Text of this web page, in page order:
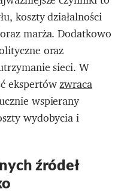
koszty działalności
marża. Dodatkowo
oraz
sieci. W
ekspertówzwraca
wspierany
wydobycia i
źródeł